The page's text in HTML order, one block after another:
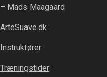
– Mads Maagaard
ArteSuave.dk
Instruktører
Træningstider